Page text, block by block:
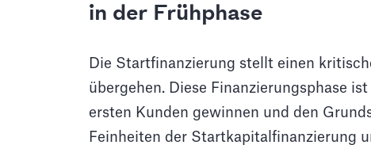
in der Frühphase
Die Startfinanzierung stellt einen
übergehen. Diese Finanzierungsphase
ersten Kunden gewinnen und den
Feinheiten der Startkapitalfinanzierung